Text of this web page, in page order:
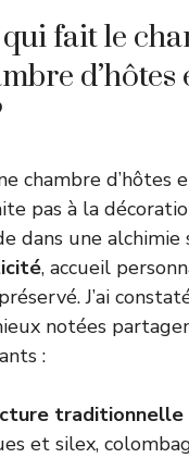
qui fait le
d’hôtes
chambre d’hôtes
pas à la
dans une
, accueil
J’ai
notées
:
traditionnelle
et silex,